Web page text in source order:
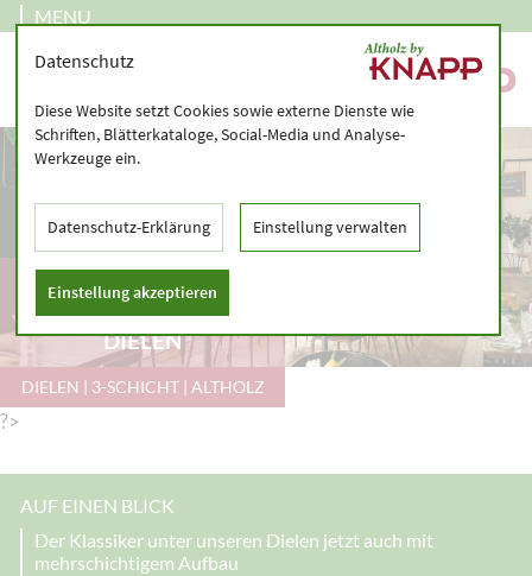
MENU
DIELUNG NUMMER 5
ALS 3-SCHICHT-
DIELEN
DIELEN | 3-SCHICHT | ALTHOLZ
?>
AUF EINEN BLICK
Der Klassiker unter unseren Dielen jetzt auch mit
mehrschichtigem Aufbau
Datenschutz
Diese Website setzt Cookies sowie externe Dienste wie
Schriften, Blätterkataloge, Social-Media und Analyse-
Werkzeuge ein.
Datenschutz-Erklärung Einstellung verwalten
Einstellung akzeptieren